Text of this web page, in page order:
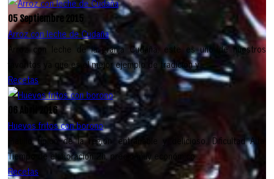
05 Septiembre 2015
Arroz con leche de Cudaña
Arroz con leche de la granja Cudaña, este es uno de nuestros
favoritos ya que es el mejor ejemplo de tradición y...
Recetas
06 Abril 2016
Huevos fritos con borono
Platillo típico de la región, entrañable y delicioso. Dificultad Alta,
Tiempo de elaboración 2h, precio muy económico...
Recetas